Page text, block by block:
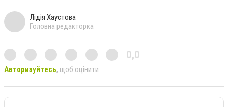
Лідія Хаустова
Головна редакторка
0,0
Авторизуйтесь, щоб оцінити